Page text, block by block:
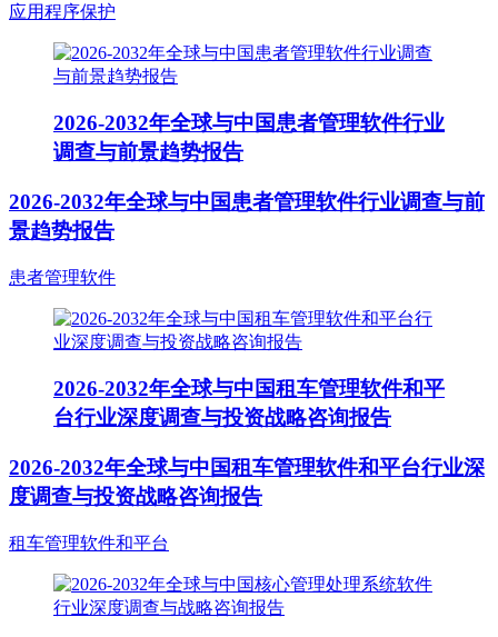
应用程序保护
2026-2032年全球与中国患者管理软件行业
调查与前景趋势报告
2026-2032年全球与中国患者管理软件行业调查与前
景趋势报告
患者管理软件
2026-2032年全球与中国租车管理软件和平
台行业深度调查与投资战略咨询报告
2026-2032年全球与中国租车管理软件和平台行业深
度调查与投资战略咨询报告
租车管理软件和平台